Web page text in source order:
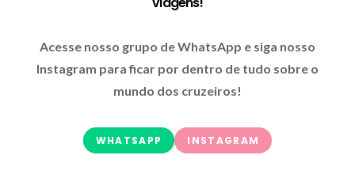
Acesse nosso grupo de WhatsApp e siga nosso
Instagram para ficar por dentro de tudo sobre o
mundo dos cruzeiros!
WHATSAPP INSTAGRAM